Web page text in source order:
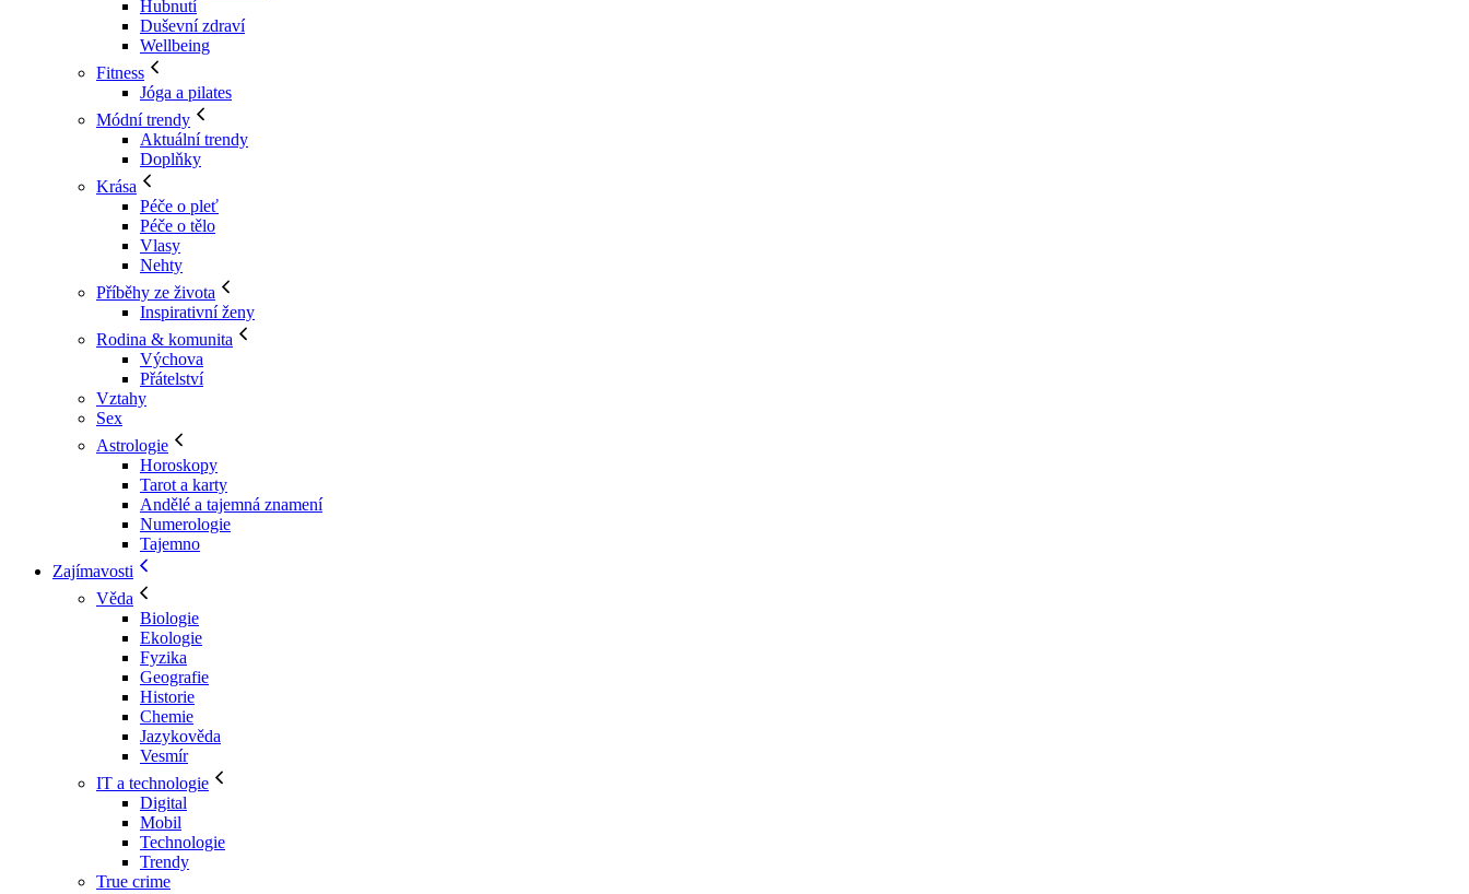
Hubnutí
Duševní zdraví
Wellbeing
Fitness
Jóga a pilates
Módní trendy
Aktuální trendy
Doplňky
Krása
Péče o pleť
Péče o tělo
Vlasy
Nehty
Příběhy ze života
Inspirativní ženy
Rodina & komunita
Výchova
Přátelství
Vztahy
Sex
Astrologie
Horoskopy
Tarot a karty
Andělé a tajemná znamení
Numerologie
Tajemno
Zajímavosti
Věda
Biologie
Ekologie
Fyzika
Geografie
Historie
Chemie
Jazykověda
Vesmír
IT a technologie
Digital
Mobil
Technologie
Trendy
True crime